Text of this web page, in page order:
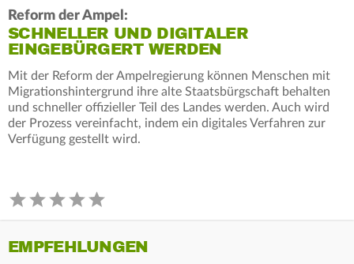
Reform der Ampel:
SCHNELLER UND DIGITALER
EINGEBÜRGERT WERDEN
Mit der Reform der Ampelregierung können Menschen mit
Migrationshintergrund ihre alte Staatsbürgschaft behalten
und schneller offizieller Teil des Landes werden. Auch wird
der Prozess vereinfacht, indem ein digitales Verfahren zur
Verfügung gestellt wird.
EMPFEHLUNGEN